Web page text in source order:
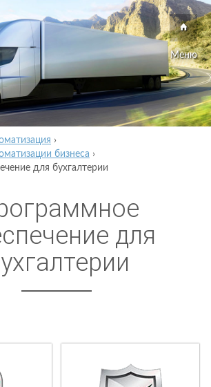
Меню
›
бизнеса ›
для бухгалтерии
для